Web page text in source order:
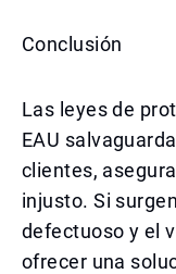
Conclusión
Las leyes de
EAU
clientes,
injusto. Si
defectuoso y el
ofrecer una